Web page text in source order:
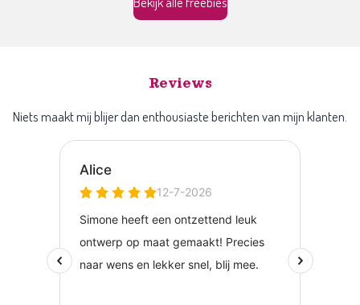
Reviews
Niets maakt mij blijer dan enthousiaste berichten van mijn klanten.